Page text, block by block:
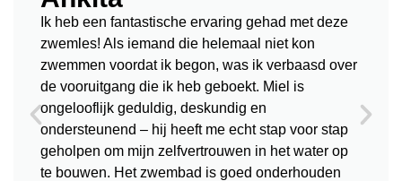
Ik heb een fantastische ervaring gehad met deze
zwemles! Als iemand die helemaal niet kon
zwemmen voordat ik begon, was ik verbaasd over
de vooruitgang die ik heb geboekt. Miel is
ongelooflijk geduldig, deskundig en
ondersteunend – hij heeft me echt stap voor stap
geholpen om mijn zelfvertrouwen in het water op
te bouwen. Het zwembad is goed onderhouden